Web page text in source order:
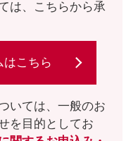
は、こちらから承
はこちら
いては、一般のお
を目的としてお